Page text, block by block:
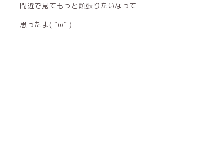
間近で見てもっと頑張りたいなって
思ったよ( ˇωˇ )